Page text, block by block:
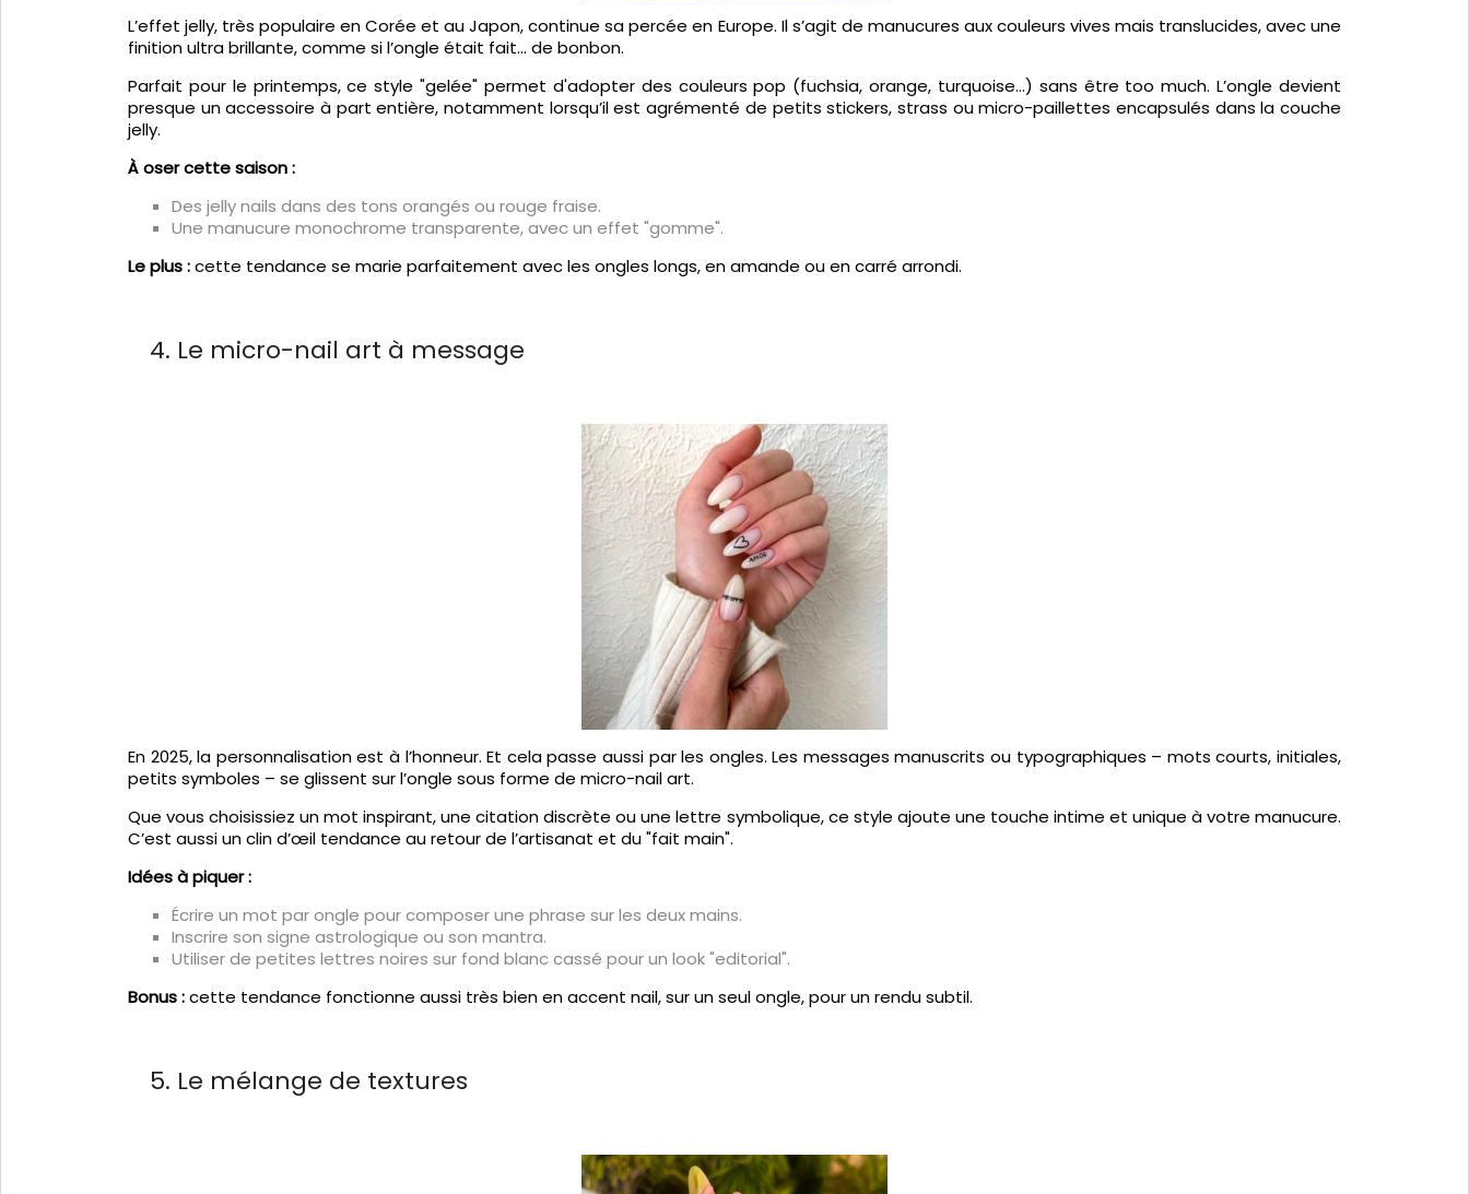
L’effet jelly, très populaire en Corée et au Japon, continue sa percée en Europe. Il s’agit de manucures aux couleurs vives mais translucides, avec une
finition ultra brillante, comme si l’ongle était fait… de bonbon.
Parfait pour le printemps, ce style "gelée" permet d'adopter des couleurs pop (fuchsia, orange, turquoise…) sans être too much. L’ongle devient
presque un accessoire à part entière, notamment lorsqu’il est agrémenté de petits stickers, strass ou micro-paillettes encapsulés dans la couche
jelly.
À oser cette saison :
Des jelly nails dans des tons orangés ou rouge fraise.
Une manucure monochrome transparente, avec un effet "gomme".
Le plus :cette tendance se marie parfaitement avec les ongles longs, en amande ou en carré arrondi.
4. Le micro-nail art à message
En 2025, la personnalisation est à l’honneur. Et cela passe aussi par les ongles. Les messages manuscrits ou typographiques – mots courts, initiales,
petits symboles – se glissent sur l’ongle sous forme de micro-nail art.
Que vous choisissiez un mot inspirant, une citation discrète ou une lettre symbolique, ce style ajoute une touche intime et unique à votre manucure.
C’est aussi un clin d’œil tendance au retour de l’artisanat et du "fait main".
Idées à piquer :
Écrire un mot par ongle pour composer une phrase sur les deux mains.
Inscrire son signe astrologique ou son mantra.
Utiliser de petites lettres noires sur fond blanc cassé pour un look "editorial".
Bonus :cette tendance fonctionne aussi très bien en accent nail, sur un seul ongle, pour un rendu subtil.
5. Le mélange de textures